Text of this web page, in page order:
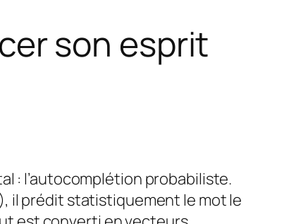
son esprit
: l’autocomplétion probabiliste.
il prédit statistiquement le mot le